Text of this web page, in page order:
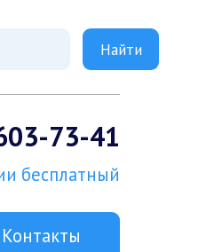
73-41
бесплатный
Контакты